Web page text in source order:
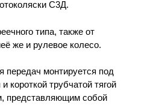
С3Д.
типа, также от
же и рулевое колесо.
передач монтируется под
короткой трубчатой тягой
представляющим собой